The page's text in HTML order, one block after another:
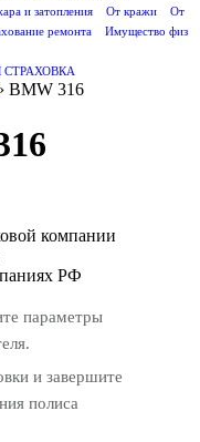
и затопления От кражи
От
ремонта
Имущество физ
СТРАХОВКА
› BMW 316
компании
РФ
параметры
и завершите
полиса